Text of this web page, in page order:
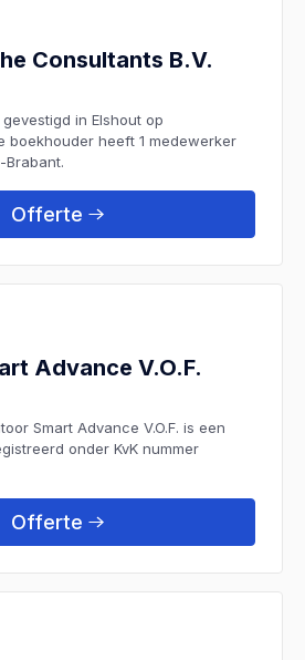
Consultants B.V.
in Elshout op
boekhouder heeft 1 medewerker
Offerte
Advance V.O.F.
Smart Advance V.O.F. is een
onder KvK nummer
Offerte